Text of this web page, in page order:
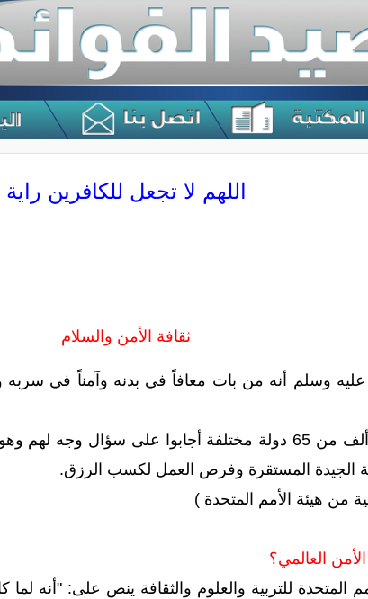
اللهم لا تجعل للكافرين راية
ثقافة الأمن والسلام
عليه وسلم أنه من بات معافاً في بدنه وآمناً في
وفي دراسة على عينة بلغت 75 ألف من 65 دولة مختلفة
الجيدة المستقرة وفرص العمل لكسب الرزق.
من هيئة الأمم المتحدة )
العالمي؟
المتحدة للتربية والعلوم والثقافة ينص على: "أنه